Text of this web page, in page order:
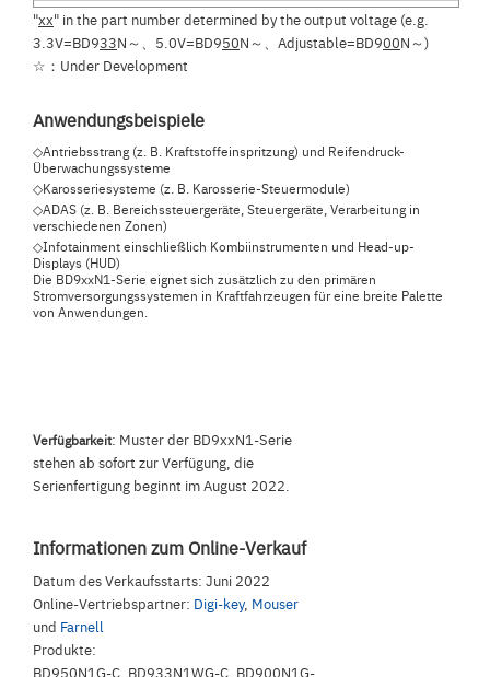
"xx" in the part number determined by the output voltage (e.g.
3.3V=BD933N～、5.0V=BD950N～、Adjustable=BD900N～)
☆：Under Development
Anwendungsbeispiele
◇Antriebsstrang (z. B. Kraftstoffeinspritzung) und Reifendruck-
Überwachungssysteme
◇Karosseriesysteme (z. B. Karosserie-Steuermodule)
◇ADAS (z. B. Bereichssteuergeräte, Steuergeräte, Verarbeitung in
verschiedenen Zonen)
◇Infotainment einschließlich Kombiinstrumenten und Head-up-
Displays (HUD)
Die BD9xxN1-Serie eignet sich zusätzlich zu den primären
Stromversorgungssystemen in Kraftfahrzeugen für eine breite Palette
von Anwendungen.
Verfügbarkeit: Muster der BD9xxN1-Serie
stehen ab sofort zur Verfügung, die
Serienfertigung beginnt im August 2022.
Informationen zum Online-Verkauf
Datum des Verkaufsstarts: Juni 2022
Online-Vertriebspartner: Digi-key, Mouser
und Farnell
Produkte:
BD950N1G-C, BD933N1WG-C, BD900N1G-